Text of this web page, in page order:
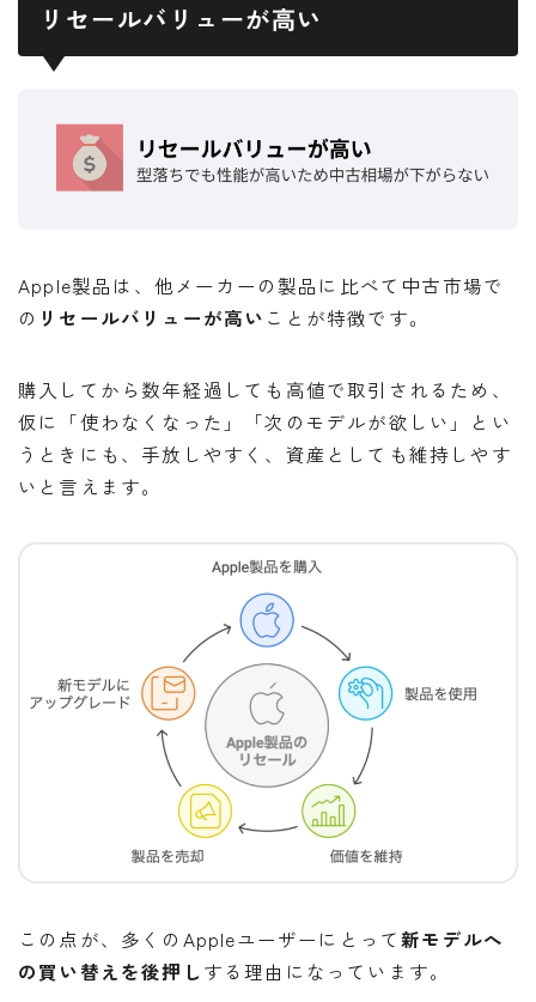
リセールバリューが高い
Apple製品は、他メーカーの製品に比べて中古市場で
の リセールバリューが高い ことが特徴です。
購入してから数年経過しても高値で取引されるため、
仮に「使わなくなった」「次のモデルが欲しい」とい
うときにも、手放しやすく、資産としても維持しやす
いと言えます。
この点が、多くのAppleユーザーにとって新モデルへ
の買い替えを後押し する理由になっています。